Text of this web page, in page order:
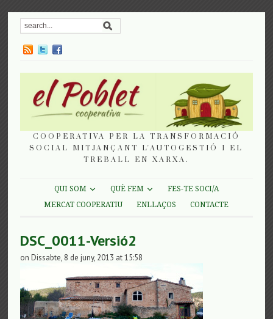
COOPERATIVA PER LA TRANSFORMACIÓ
SOCIAL MITJANÇANT L'AUTOGESTIÓ I EL
TREBALL EN XARXA.
QUI SOM QUÈ FEM
FES-TE SOCI/A
MERCAT COOPERATIU
ENLLAÇOS CONTACTE
DSC_0011-Versió2
on Dissabte, 8 de juny, 2013 at 15:58